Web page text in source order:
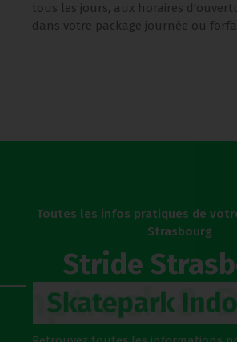
tous les jours, aux horaires
dans votre package journée ou
Toutes les infos pratiques de
Strasbourg
Stride
Skatepark
Pumptrack &